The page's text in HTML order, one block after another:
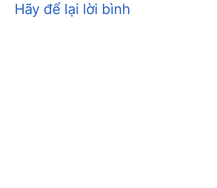
Hãy để lại lời bình